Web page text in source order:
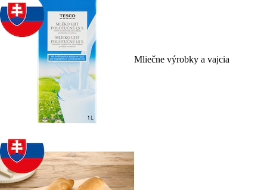
Mliečne výrobky a vajcia